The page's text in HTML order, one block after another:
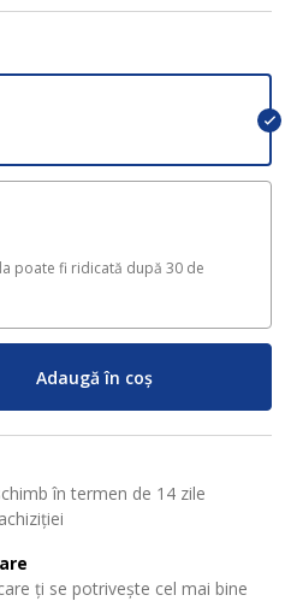
poate fi ridicată după 30 de
Adaugă în coș
în termen de 14 zile
ți se potrivește cel mai bine